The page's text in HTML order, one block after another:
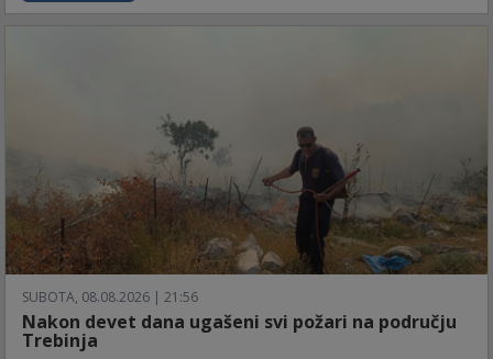
SUBOTA, 08.08.2026 | 21:56
Nakon devet dana ugašeni svi požari na području
Trebinja